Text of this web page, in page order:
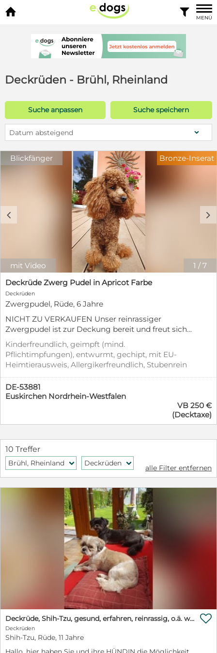
 
MENÜ
Deckrüden - Brühl, Rheinland
Suche anpassen Suche speichern
Datum absteigend
Blickfänger
1 /7
c d
mit Video
Bronze-Inserat
Deckrüde Zwerg Pudel in Apricot Farbe
Deckrüden
Zwergpudel, Rüde, 6 Jahre
NICHT ZU VERKAUFEN Unser reinrassiger
Zwergpudel ist zur Deckung bereit und freut sich
auf Anfragen von seriösen und
verantwortungsvollen Hundehaltern mit
untersuchten und gesunden Damen. Nun ist er 5
Jahre alt, ein sehr erfahrener, intelligenter, kluger
und aktiver Hund. Stolzer Vater von vielen
Hundebabys. Bei Interesse freuen wir uns auf Ihre
Nachricht.
Kinderfreundlich, geimpft (mind.
Pflichtimpfungen), entwurmt, gechipt, mit EU-
Heimtierausweis, Allergikerfreundlich, Stubenrein
DE-53881
Euskirchen Nordrhein-Westfalen
VB 250 €
(Decktaxe)
10 Treffer
Brühl, Rheinland f Deckrüden f
alle Filter entfernen
Deckrüde, Shih-Tzu, gesund, erfahren, reinrassig, o.ä. wie Malteser, Havaneser, Bolonka, Pudel
Deckrüden
Shih-Tzu, Rüde, 11 Jahre
